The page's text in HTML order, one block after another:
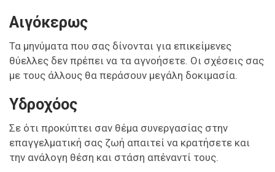
Αιγόκερως
Τα μηνύματα που σας δίνονται για επικείμενες
θύελλες δεν πρέπει να τα αγνοήσετε. Οι σχέσεις σας
με τους άλλους θα περάσουν μεγάλη δοκιμασία.
Υδροχόος
Σε ότι προκύπτει σαν θέμα συνεργασίας στην
επαγγελματική σας ζωή απαιτεί να κρατήσετε και
την ανάλογη θέση και στάση απέναντί τους.